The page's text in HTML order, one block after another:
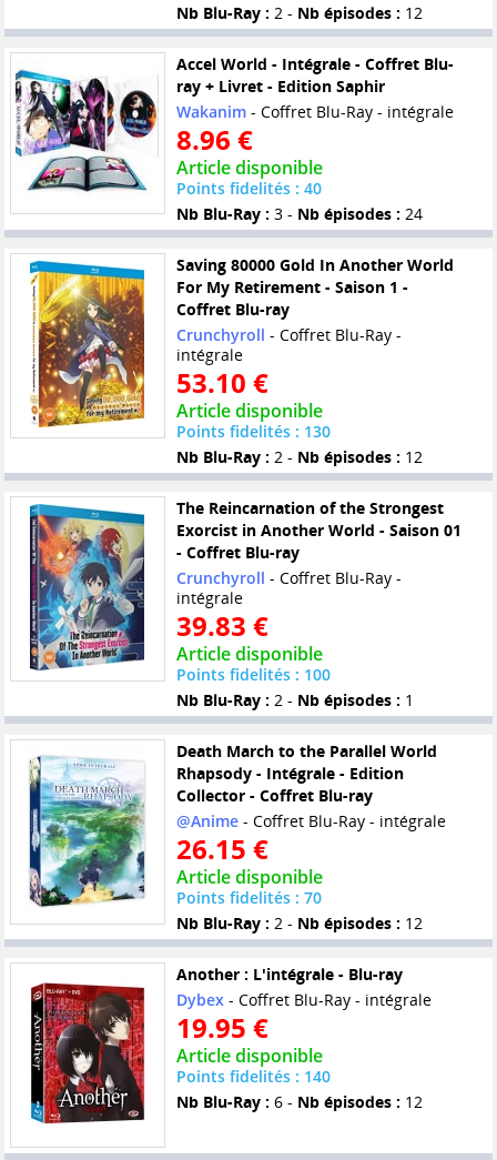
Nb Blu-Ray : 2 - Nb épisodes : 12
Accel World - Intégrale - Coffret Blu-
ray + Livret - Edition Saphir
Wakanim- Coffret Blu-Ray - intégrale
8.96 €
Article disponible
Points fidelités : 40
Nb Blu-Ray : 3 - Nb épisodes : 24
Saving 80000 Gold In Another World
For My Retirement - Saison 1 -
Coffret Blu-ray
Crunchyroll - Coffret Blu-Ray -
intégrale
53.10 €
Article disponible
Points fidelités : 130
Nb Blu-Ray : 2 - Nb épisodes : 12
The Reincarnation of the Strongest
Exorcist in Another World - Saison 01
- Coffret Blu-ray
Crunchyroll - Coffret Blu-Ray -
intégrale
39.83 €
Article disponible
Points fidelités : 100
Nb Blu-Ray : 2 - Nb épisodes : 1
Death March to the Parallel World
Rhapsody - Intégrale - Edition
Collector - Coffret Blu-ray
@Anime- Coffret Blu-Ray - intégrale
26.15 €
Article disponible
Points fidelités : 70
Nb Blu-Ray : 2 - Nb épisodes : 12
Another : L'intégrale - Blu-ray
Dybex- Coffret Blu-Ray - intégrale
19.95 €
Article disponible
Points fidelités : 140
Nb Blu-Ray : 6 - Nb épisodes : 12